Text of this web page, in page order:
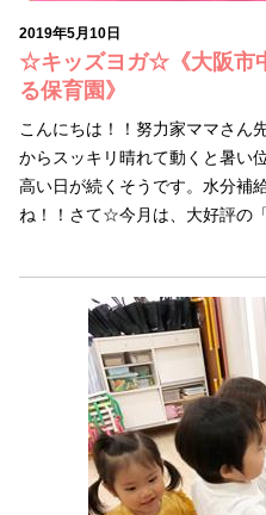
2019年5月10日
☆キッズヨガ☆《大阪市
る保育園》
こんにちは！！努力家ママさん
からスッキリ晴れて動くと暑い
高い日が続くそうです。水分補
ね！！さて☆今月は、大好評の